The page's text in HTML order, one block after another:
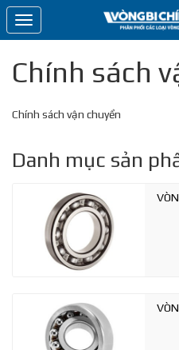
Toggle
navigation
Chính sách
Chính sách vận chuyển
Danh mục sản